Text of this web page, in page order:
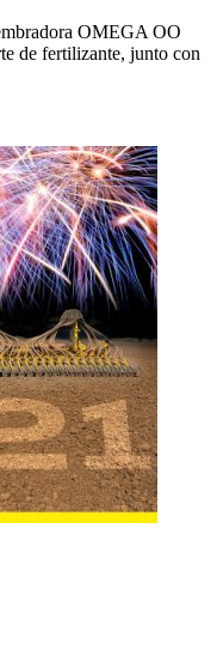
OMEGA OO
de fertilizante, junto con